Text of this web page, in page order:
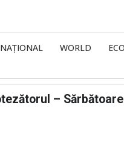
NAȚIONAL WORLD
–